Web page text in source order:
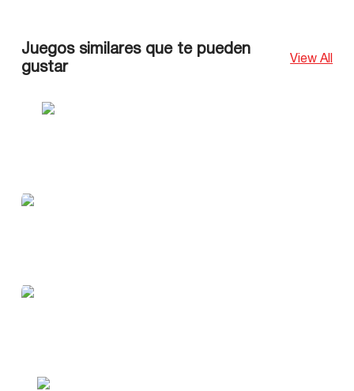
Juegos similares que te pueden
gustar
View All